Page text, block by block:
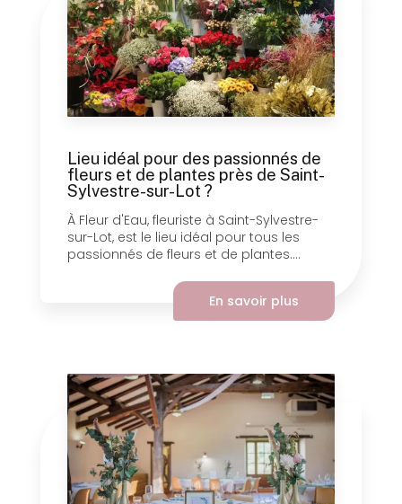
Lieu idéal pour des passionnés de
fleurs et de plantes près de Saint-
Sylvestre-sur-Lot ?
À Fleur d'Eau, fleuriste à Saint-Sylvestre-
sur-Lot, est le lieu idéal pour tous les
passionnés de fleurs et de plantes....
En savoir plus